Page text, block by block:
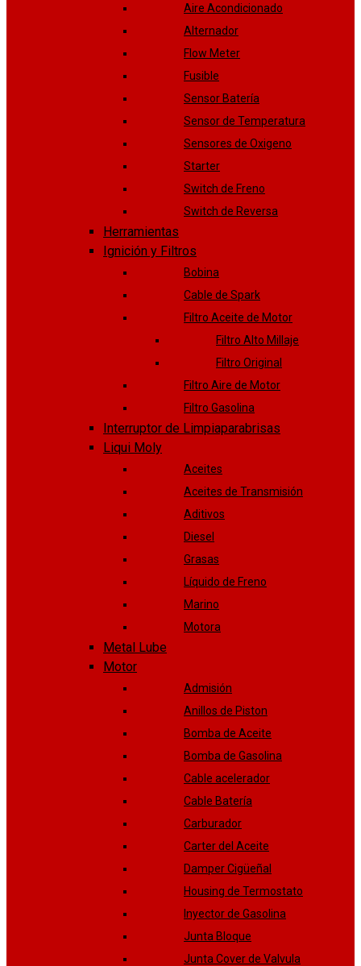
Aire Acondicionado
Alternador
Flow Meter
Fusible
Sensor Batería
Sensor de Temperatura
Sensores de Oxigeno
Starter
Switch de Freno
Switch de Reversa
Herramientas
Ignición y Filtros
Bobina
Cable de Spark
Filtro Aceite de Motor
Filtro Alto Millaje
Filtro Original
Filtro Aire de Motor
Filtro Gasolina
Interruptor de Limpiaparabrisas
Liqui Moly
Aceites
Aceites de Transmisión
Aditivos
Diesel
Grasas
Líquido de Freno
Marino
Motora
Metal Lube
Motor
Admisión
Anillos de Piston
Bomba de Aceite
Bomba de Gasolina
Cable acelerador
Cable Batería
Carburador
Carter del Aceite
Damper Cigüeñal
Housing de Termostato
Inyector de Gasolina
Junta Bloque
Junta Cover de Valvula